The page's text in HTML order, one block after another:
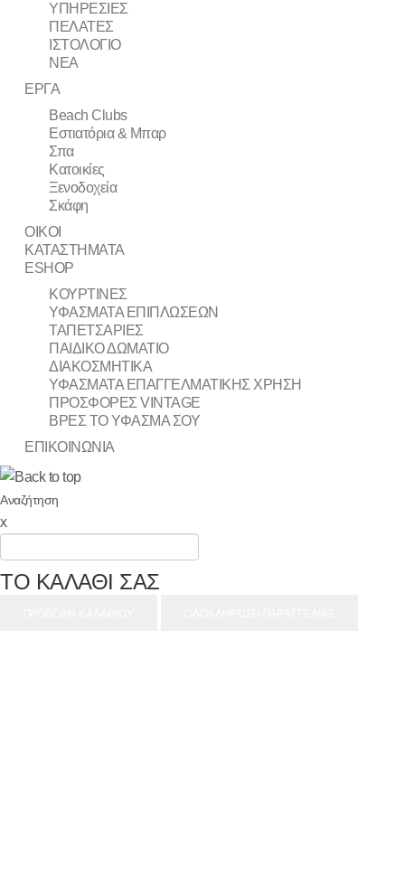
ΥΠΗΡΕΣΙΕΣ
ΠΕΛΑΤΕΣ
ΙΣΤΟΛΟΓΙΟ
ΝΕΑ
ΕΡΓΑ
Beach Clubs
Εστιατόρια & Μπαρ
Σπα
Κατοικίες
Ξενοδοχεία
Σκάφη
ΟΙΚΟΙ
ΚΑΤΑΣΤΗΜΑΤΑ
ESHOP
ΚΟΥΡΤΙΝΕΣ
ΥΦΑΣΜΑΤΑ ΕΠΙΠΛΩΣΕΩΝ
ΤΑΠΕΤΣΑΡΙΕΣ
ΠΑΙΔΙΚΟ ΔΩΜΑΤΙΟ
ΔΙΑΚΟΣΜΗΤΙΚΑ
ΥΦΑΣΜΑΤΑ ΕΠΑΓΓΕΛΜΑΤΙΚΗΣ ΧΡΗΣΗ
ΠΡΟΣΦΟΡΕΣ VINTAGE
ΒΡΕΣ ΤΟ ΥΦΑΣΜΑ ΣΟΥ
ΕΠΙΚΟΙΝΩΝΙΑ
Αναζήτηση
x
ΤΟ ΚΑΛΑΘΙ ΣΑΣ